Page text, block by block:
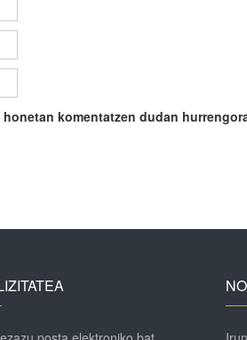
komentatzen dudan